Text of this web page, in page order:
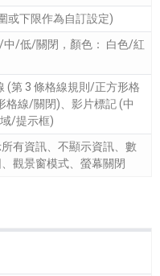
或下限作為自訂設定)
中/低/關閉，顏色： 白色/紅
(第 3 條格線規則/正方形格
格線/關閉)、影片標記 (中
/提示框)
有資訊、不顯示資訊、數
觀景窗模式、螢幕關閉